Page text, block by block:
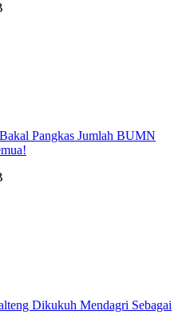
Pangkas Jumlah BUMN
Dikukuh Mendagri Sebagai